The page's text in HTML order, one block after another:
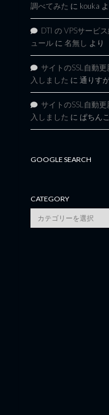
調べてみた に kouka
DTI の VPSサービ
ュール に 名無し より
サイトのSSL自動
入しました に 通りす
サイトのSSL自動
入しました に ぱちんこ
GOOGLE SEARCH
CATEGORY
category